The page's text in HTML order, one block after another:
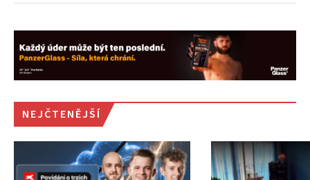
NEJČTENĚJŠÍ